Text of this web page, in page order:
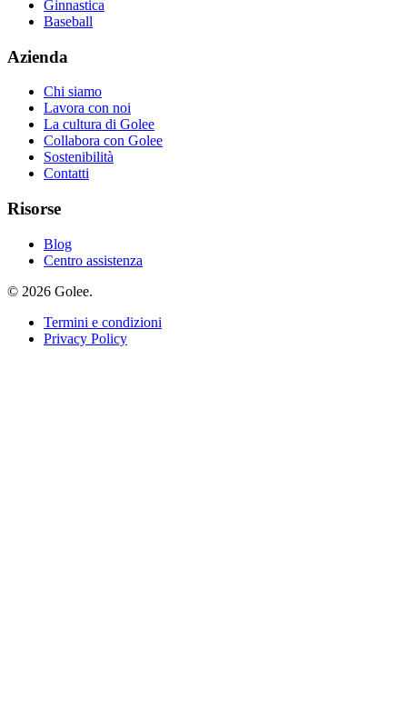
Ginnastica
Baseball
Azienda
Chi siamo
Lavora con noi
La cultura di Golee
Collabora con Golee
Sostenibilità
Contatti
Risorse
Blog
Centro assistenza
© 2026 Golee.
Termini e condizioni
Privacy Policy